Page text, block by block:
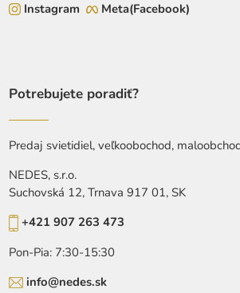
Instagram
Meta(Facebook)
Potrebujete poradiť?
Predaj svietidiel, veľkoobochod,
NEDES, s.r.o.
Suchovská 12, Trnava 917 01, SK
+421 907 263 473
Pon-Pia: 7:30-15:30
info@nedes.sk